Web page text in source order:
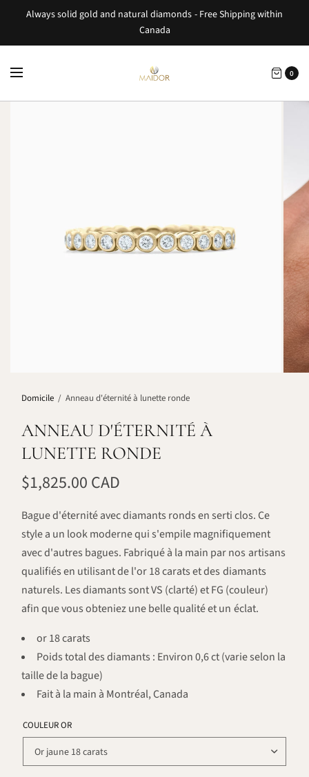
Always solid gold and natural diamonds - Free Shipping within
Canada
0
Domicile / Anneau d'éternité à lunette ronde
ANNEAU D'ÉTERNITÉ À
LUNETTE RONDE
$1,825.00 CAD
Bague d'éternité avec diamants ronds en serti clos. Ce
style a un look moderne qui s'empile magnifiquement
avec d'autres bagues. Fabriqué à la main par nos artisans
qualifiés en utilisant de l'or 18 carats et des diamants
naturels. Les diamants sont VS (clarté) et FG (couleur)
afin que vous obteniez une belle qualité et un éclat.
or 18 carats
Poids total des diamants : Environ 0,6 ct (varie selon la
taille de la bague)
Fait à la main à Montréal, Canada
COULEUR OR